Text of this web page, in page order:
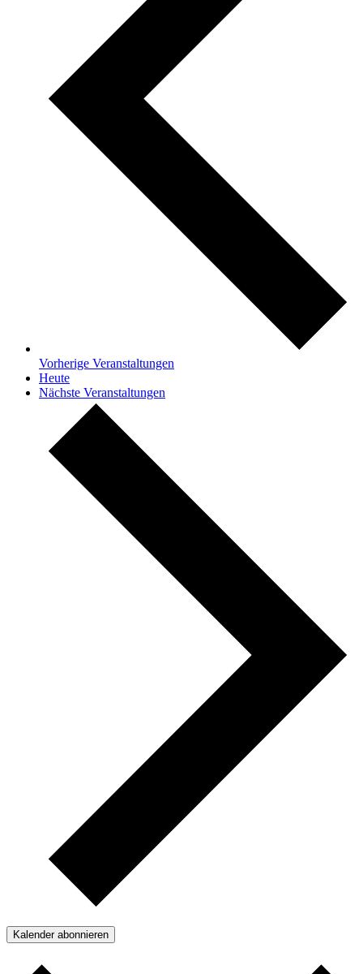
Vorherige Veranstaltungen
Heute
Nächste Veranstaltungen
Kalender abonnieren